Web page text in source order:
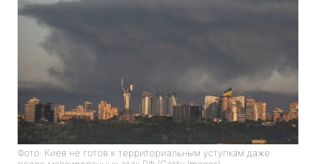
Фото: Киев не готов к территориальным уступкам даже